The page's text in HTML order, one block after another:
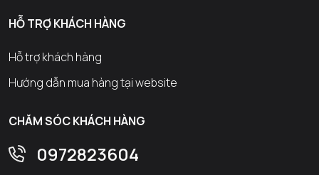
HỖ TRỢ KHÁCH HÀNG
Hỗ trợ khách hàng
Hướng dẫn mua hàng tại website
CHĂM SÓC KHÁCH HÀNG
0972823604